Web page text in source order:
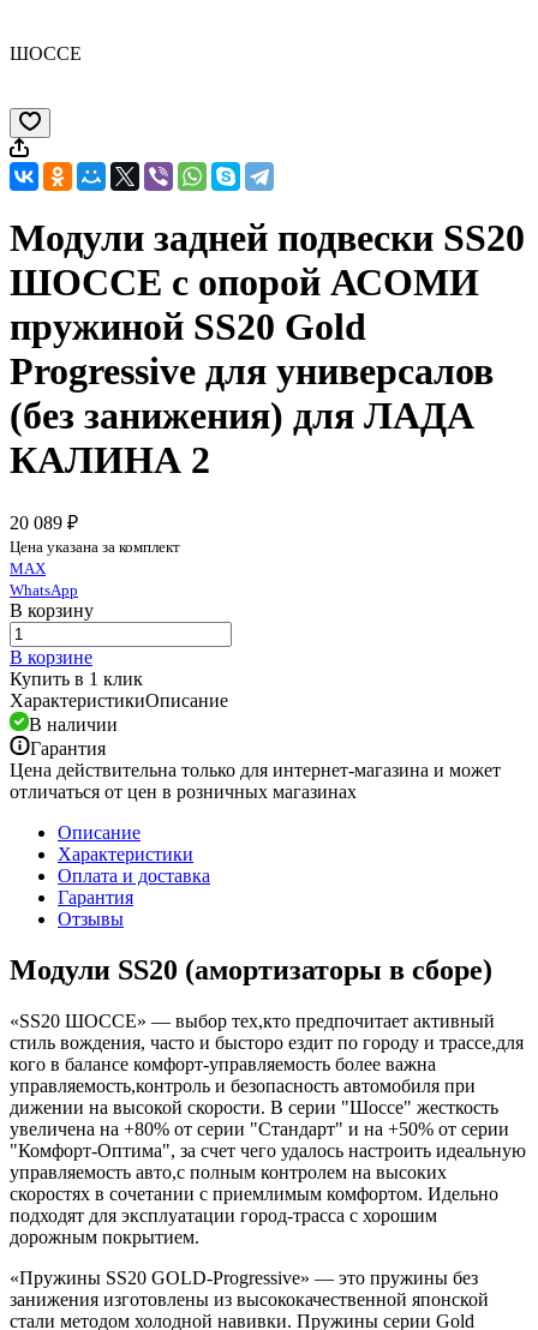
ШОССЕ
Модули задней подвески SS20
ШОССЕ с опорой АСОМИ
пружиной SS20 Gold
Progressive для универсалов
(без занижения) для ЛАДА
КАЛИНА 2
20 089 ₽
Цена указана за комплект
MAX
WhatsApp
В корзину
В корзине
Купить в 1 клик
ХарактеристикиОписание
В наличии
Гарантия
Цена действительна только для интернет-магазина и может
отличаться от цен в розничных магазинах
Описание
Характеристики
Оплата и доставка
Гарантия
Отзывы
Модули SS20 (амортизаторы в сборе)
«SS20 ШОССЕ» — выбор тех,кто предпочитает активный
стиль вождения, часто и бысторо ездит по городу и трассе,для
кого в балансе комфорт-управляемость более важна
управляемость,контроль и безопасность автомобиля при
дижении на высокой скорости. В серии "Шоссе" жесткость
увеличена на +80% от серии "Стандарт" и на +50% от серии
"Комфорт-Оптима", за счет чего удалось настроить идеальную
управляемость авто,с полным контролем на высоких
скоростях в сочетании с приемлимым комфортом. Идельно
подходят для эксплуатации город-трасса с хорошим
дорожным покрытием.
«Пружины SS20 GOLD-Progressive» — это пружины без
занижения изготовлены из высококачественной японской
стали методом холодной навивки. Пружины серии Gold